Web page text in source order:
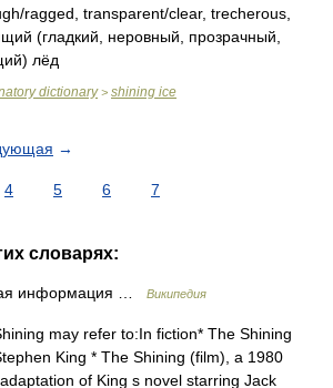
ragged, transparent/clear, trecherous,
(гладкий, неровный, прозрачный,
лёд
dictionary> shining ice
→
4 5 6 7
словарях:
информация … Википедия
may refer to:In fiction* The Shining
King * The Shining (film), a 1980
of King s novel starring Jack